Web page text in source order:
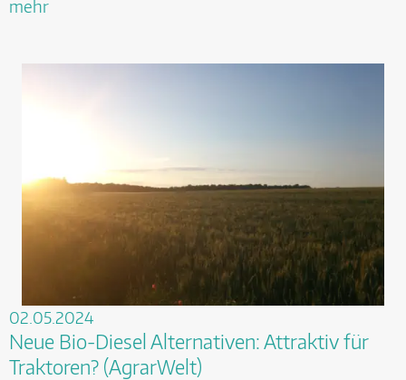
mehr
02.05.2024
Neue Bio-Diesel Alternativen: Attraktiv für
Traktoren? (AgrarWelt)